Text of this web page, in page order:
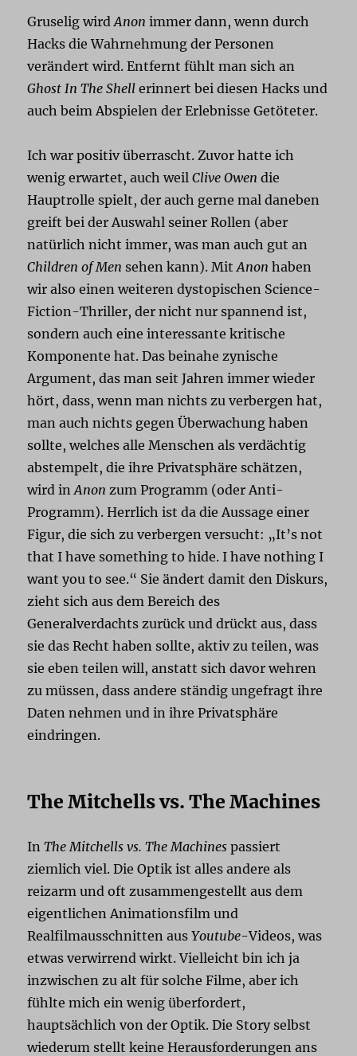
Gruselig wirdAnon immer dann, wenn durch
Hacks die Wahrnehmung der Personen
verändert wird. Entfernt fühlt man sich an
Ghost In The Shell erinnert bei diesen Hacks und
auch beim Abspielen der Erlebnisse Getöteter.
Ich war positiv überrascht. Zuvor hatte ich
wenig erwartet, auch weilClive Owen die
Hauptrolle spielt, der auch gerne mal daneben
greift bei der Auswahl seiner Rollen (aber
natürlich nicht immer, was man auch gut an
Children of Men sehen kann). MitAnon haben
wir also einen weiteren dystopischen Science-
Fiction-Thriller, der nicht nur spannend ist,
sondern auch eine interessante kritische
Komponente hat. Das beinahe zynische
Argument, das man seit Jahren immer wieder
hört, dass, wenn man nichts zu verbergen hat,
man auch nichts gegen Überwachung haben
sollte, welches alle Menschen als verdächtig
abstempelt, die ihre Privatsphäre schätzen,
wird inAnon zum Programm (oder Anti-
Programm). Herrlich ist da die Aussage einer
Figur, die sich zu verbergen versucht: „It’s not
that I have something to hide. I have nothing I
want you to see.“ Sie ändert damit den Diskurs,
zieht sich aus dem Bereich des
Generalverdachts zurück und drückt aus, dass
sie das Recht haben sollte, aktiv zu teilen, was
sie eben teilen will, anstatt sich davor wehren
zu müssen, dass andere ständig ungefragt ihre
Daten nehmen und in ihre Privatsphäre
eindringen.
The Mitchells vs. The Machines
InThe Mitchells vs. The Machines passiert
ziemlich viel. Die Optik ist alles andere als
reizarm und oft zusammengestellt aus dem
eigentlichen Animationsfilm und
Realfilmausschnitten ausYoutube-Videos, was
etwas verwirrend wirkt. Vielleicht bin ich ja
inzwischen zu alt für solche Filme, aber ich
fühlte mich ein wenig überfordert,
hauptsächlich von der Optik. Die Story selbst
wiederum stellt keine Herausforderungen ans